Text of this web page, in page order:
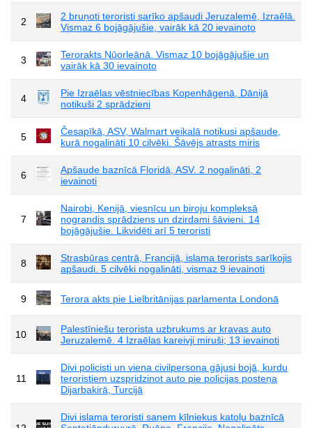
2
2 bruņoti teroristi sarīko apšaudi Jeruzalemē, Izraēlā.
Vismaz 6 bojāgājušie, vairāk kā 20 ievainoto
3
Terorakts Ņūorleānā. Vismaz 10 bojāgājušie un
vairāk kā 30 ievainoto
4
Pie Izraēlas vēstniecības Kopenhāgenā, Dānijā
notikuši 2 sprādzieni
5
Česapīkā, ASV, Walmart veikalā notikusi apšaude,
kurā nogalināti 10 cilvēki. Šāvējs atrasts miris
6
Apšaude baznīcā Floridā, ASV. 2 nogalināti, 2
ievainoti
7
Nairobi, Kenijā, viesnīcu un biroju kompleksā
nograndis sprādziens un dzirdami šāvieni. 14
bojāgājušie. Likvidēti arī 5 teroristi
8
Strasbūras centrā, Francijā, islama terorists sarīkojis
apšaudi. 5 cilvēki nogalināti, vismaz 9 ievainoti
9 Terora akts pie Lielbritānijas parlamenta Londonā
10
Palestīniešu terorista uzbrukums ar kravas auto
Jeruzalemē. 4 Izraēlas kareivji miruši; 13 ievainoti
11
Divi policisti un viena civilpersona gājusi bojā, kurdu
teroristiem uzspridzinot auto pie policijas posteņa
Dijarbakirā, Turcijā
Divi islama teroristi saņem ķīlniekus katoļu baznīcā